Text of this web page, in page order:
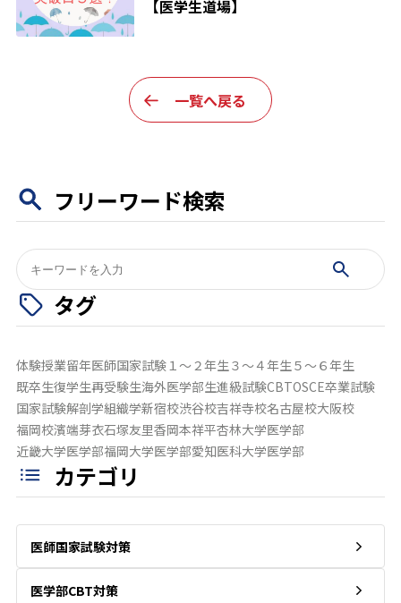
【医学生道場】
一覧へ戻る
フリーワード検索
検
索:
タグ
体験授業留年医師国家試験１～２年生３～４年生５～６年生
既卒生復学生再受験生海外医学部生進級試験CBTOSCE卒業試験
国家試験解剖学組織学新宿校渋谷校吉祥寺校名古屋校大阪校
福岡校濱端芽衣石塚友里香岡本祥平杏林大学医学部
近畿大学医学部福岡大学医学部愛知医科大学医学部
カテゴリ
医師国家試験対策
医学部CBT対策